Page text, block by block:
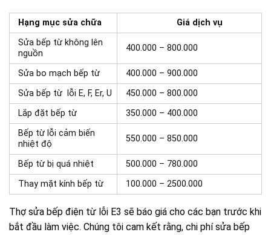
Hạng mục sửa chữa
Giá dịch vụ
Sửa bếp từ không lên
nguồn
400.000 – 800.000
Sửa bo mạch bếp từ
400.000 – 900.000
Sửa bếp từ lỗi E, F, Er, U
450.000 – 800.000
Lắp đặt bếp từ
350.000 – 400.000
Bếp từ lỗi cảm biến
nhiệt độ
550.000 – 850.000
Bếp từ bị quá nhiệt
500.000 – 780.000
Thay mặt kính bếp từ
100.000 – 2500.000
Thợ sửa bếp điện từ lỗi E3 sẽ báo giá cho các bạn trước khi
bắt đầu làm việc. Chúng tôi cam kết rằng, chi phísửa bếp